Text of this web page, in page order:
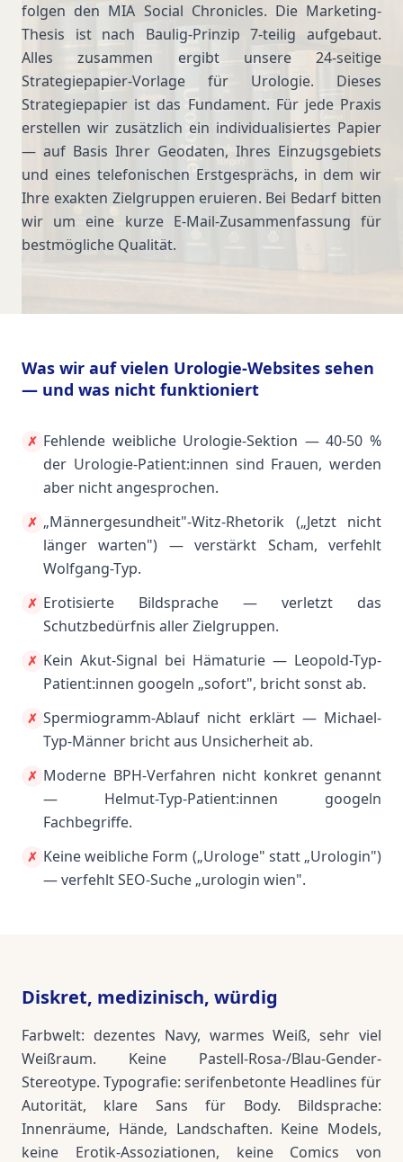
folgen den MIA Social Chronicles. Die Marketing-
Thesis ist nach Baulig-Prinzip 7-teilig aufgebaut.
Alles zusammen ergibt unsere 24-seitige
Strategiepapier-Vorlage für Urologie. Dieses
Strategiepapier ist das Fundament. Für jede Praxis
erstellen wir zusätzlich ein individualisiertes Papier
— auf Basis Ihrer Geodaten, Ihres Einzugsgebiets
und eines telefonischen Erstgesprächs, in dem wir
Ihre exakten Zielgruppen eruieren. Bei Bedarf bitten
wir um eine kurze E-Mail-Zusammenfassung für
bestmögliche Qualität.
Was wir auf vielen Urologie-Websites sehen
— und was nicht funktioniert
✗ Fehlende weibliche Urologie-Sektion — 40-50 %
der Urologie-Patient:innen sind Frauen, werden
aber nicht angesprochen.
✗ „Männergesundheit"-Witz-Rhetorik („Jetzt nicht
länger warten") — verstärkt Scham, verfehlt
Wolfgang-Typ.
✗ Erotisierte Bildsprache — verletzt das
Schutzbedürfnis aller Zielgruppen.
✗ Kein Akut-Signal bei Hämaturie — Leopold-Typ-
Patient:innen googeln „sofort", bricht sonst ab.
✗ Spermiogramm-Ablauf nicht erklärt — Michael-
Typ-Männer bricht aus Unsicherheit ab.
✗ Moderne BPH-Verfahren nicht konkret genannt
— Helmut-Typ-Patient:innen googeln
Fachbegriffe.
✗ Keine weibliche Form („Urologe" statt „Urologin")
— verfehlt SEO-Suche „urologin wien".
Diskret, medizinisch, würdig
Farbwelt: dezentes Navy, warmes Weiß, sehr viel
Weißraum. Keine Pastell-Rosa-/Blau-Gender-
Stereotype. Typografie: serifenbetonte Headlines für
Autorität, klare Sans für Body. Bildsprache:
Innenräume, Hände, Landschaften. Keine Models,
keine Erotik-Assoziationen, keine Comics von